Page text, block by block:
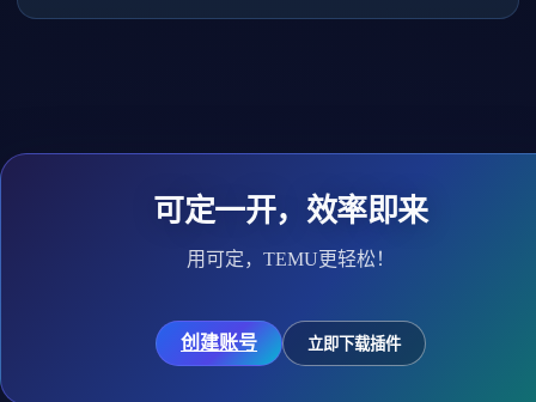
可定一开，效率即来
用可定，TEMU更轻松！
创建账号 立即下载插件